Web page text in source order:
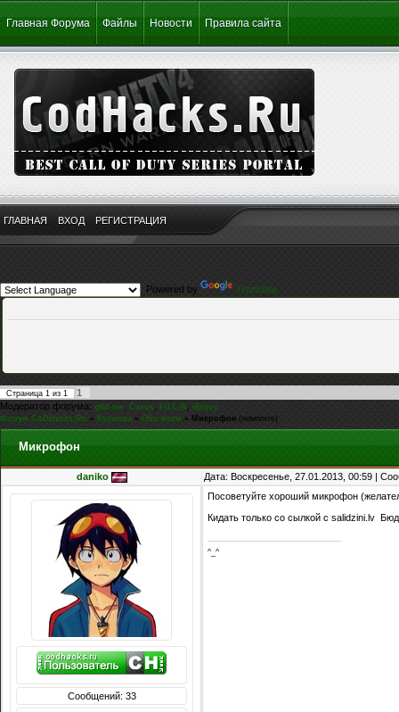
Главная Форума Файлы Новости Правила сайта
ГЛАВНАЯ ВХОД РЕГИСТРАЦИЯ
Powered by Translate
Страница 1 из 1
1
Модератор форума:g0d-me,Casus, FiLLiN,iEnjoy
Форум CoDHacks.Ru » Курилка » Обо всем » Микрофон (помогите)
Микрофон
daniko Дата: Воскресенье, 27.01.2013, 00:59 |
Сообщений: 33
Посоветуйте хороший микрофон
Кидать только со сылкой с salidzini.lv
^_^